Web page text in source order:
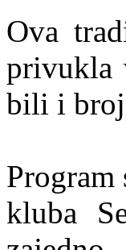
Ova
privukla
bili i
kluba